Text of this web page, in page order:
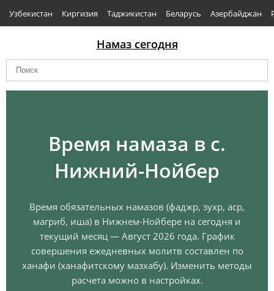
Узбекистан Киргизия Таджикистан Беларусь Азербайджан
Намаз сегодня
Время намаза в с.
Нижний-Нойбер
Время обязательных намазов (фаджр, зухр, аср,
магриб, иша) в Нижнем-Нойбере на сегодня и
текущий месяц — Август 2026 года. График
совершения ежедневных молитв составлен по
ханафи (ханафитскому мазхабу). Изменить методы
расчета можно в настройках.